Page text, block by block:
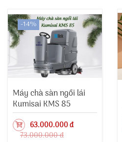
-14%
Máy chà sàn ngồi lái
Kumisai KMS 85
63.000.000 đ
73.000.000 đ